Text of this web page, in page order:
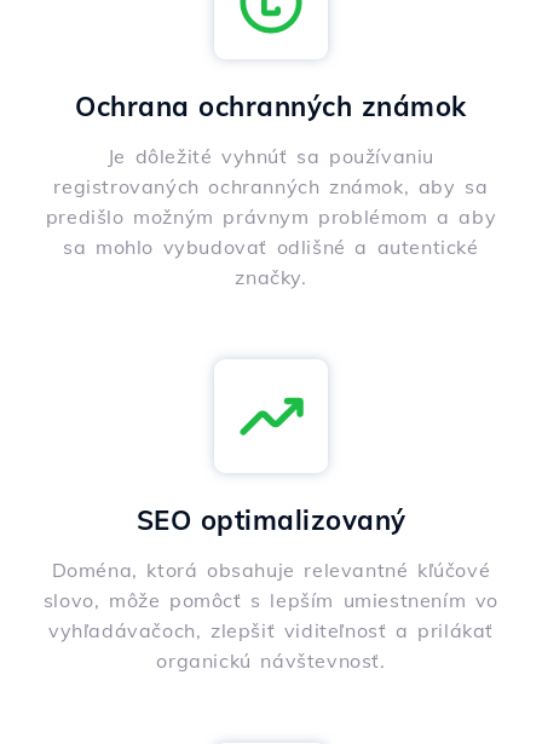
Ochrana ochranných známok
Je dôležité vyhnúť sa používaniu
registrovaných ochranných známok, aby sa
predišlo možným právnym problémom a aby
sa mohlo vybudovať odlišné a autentické
značky.
SEO optimalizovaný
Doména, ktorá obsahuje relevantné kľúčové
slovo, môže pomôcť s lepším umiestnením vo
vyhľadávačoch, zlepšiť viditeľnosť a prilákať
organickú návštevnosť.